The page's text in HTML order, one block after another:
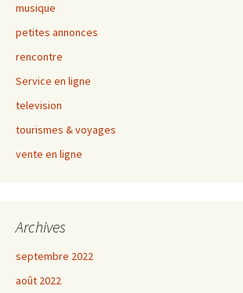
musique
petites annonces
rencontre
Service en ligne
television
tourismes & voyages
vente en ligne
Archives
septembre 2022
août 2022